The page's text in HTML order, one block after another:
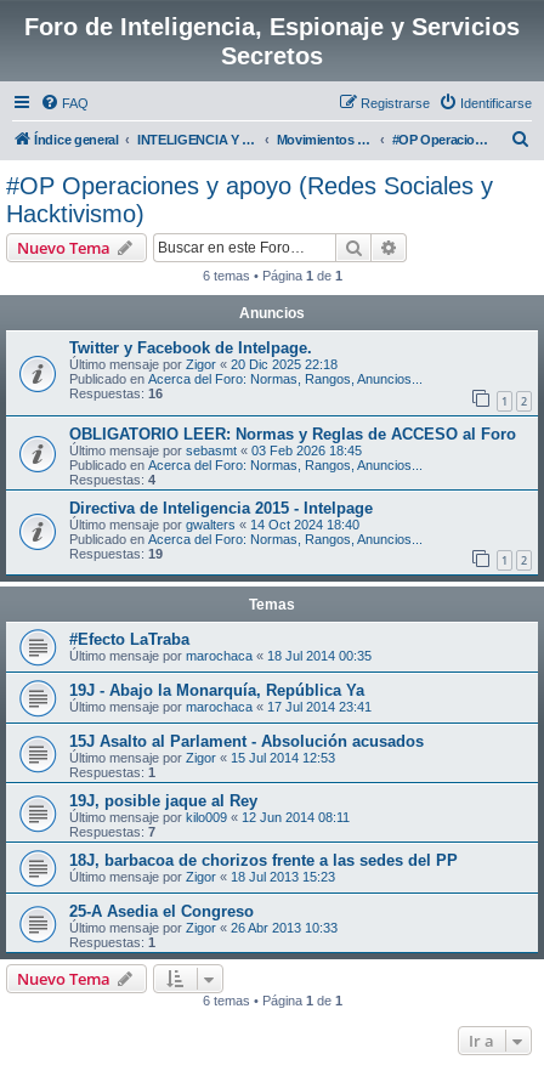
Foro de Inteligencia, Espionaje y Servicios
Secretos
FAQ Identificarse
Registrarse
Índice general INTELIGENCIA Y SEGURIDAD EN ESPAÑA: Movimientos de Extrema Izquierda y Anarquistas #OP Operaciones y apoyo (Redes Sociales y Hacktivismo)
#OP Operaciones y apoyo (Redes Sociales y
Hacktivismo)
Nuevo Tema Buscar
6 temas • Página 1 de 1
Anuncios
Twitter y Facebook de Intelpage.
Último mensaje por Zigor « 20 Dic 2025 22:18
Publicado en Acerca del Foro: Normas, Rangos, Anuncios...
Respuestas: 16 1 2
OBLIGATORIO LEER: Normas y Reglas de ACCESO al Foro
Último mensaje por sebasmt « 03 Feb 2026 18:45
Publicado en Acerca del Foro: Normas, Rangos, Anuncios...
Respuestas: 4
Directiva de Inteligencia 2015 - Intelpage
Último mensaje por gwalters « 14 Oct 2024 18:40
Publicado en Acerca del Foro: Normas, Rangos, Anuncios...
Respuestas: 19 1 2
Temas
#Efecto LaTraba
Último mensaje por marochaca « 18 Jul 2014 00:35
19J - Abajo la Monarquía, República Ya
Último mensaje por marochaca « 17 Jul 2014 23:41
15J Asalto al Parlament - Absolución acusados
Último mensaje por Zigor « 15 Jul 2014 12:53
Respuestas: 1
19J, posible jaque al Rey
Último mensaje por kilo009 « 12 Jun 2014 08:11
Respuestas: 7
18J, barbacoa de chorizos frente a las sedes del PP
Último mensaje por Zigor « 18 Jul 2013 15:23
25-A Asedia el Congreso
Último mensaje por Zigor « 26 Abr 2013 10:33
Respuestas: 1
Nuevo Tema
6 temas • Página 1 de 1
Ir a